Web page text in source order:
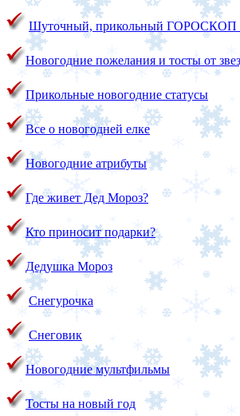
Шуточный, прикольный ГОРОСКОП
Новогодние пожелания и тосты от
Прикольные новогодние статусы
Все о новогодней елке
Новогодние атрибуты
Где живет Дед Мороз?
Кто приносит подарки?
Дедушка Мороз
Снегурочка
Снеговик
Новогодние мультфильмы
Тосты на новый год